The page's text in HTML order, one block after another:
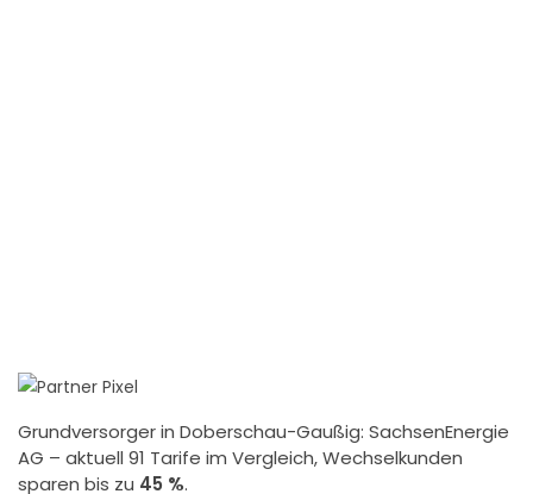
Grundversorger in Doberschau-Gaußig: SachsenEnergie
AG – aktuell 91 Tarife im Vergleich, Wechselkunden
sparen bis zu 45 %.